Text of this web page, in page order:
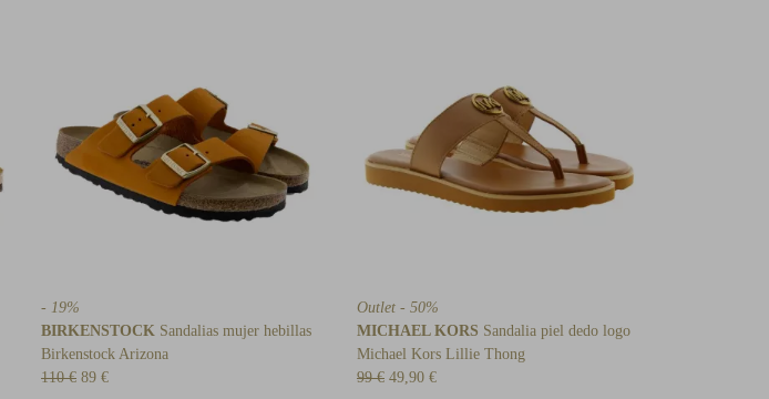
- 19%
BIRKENSTOCK Sandalias mujer hebillas
Birkenstock Arizona
110 € 89 €
Outlet - 50%
MICHAEL KORS Sandalia piel dedo logo
Michael Kors Lillie Thong
99 € 49,90 €